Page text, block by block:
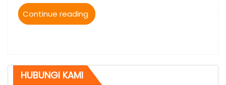
Continue reading“Jual
Parfum
kirim
ke
HUBUNGI KAMI